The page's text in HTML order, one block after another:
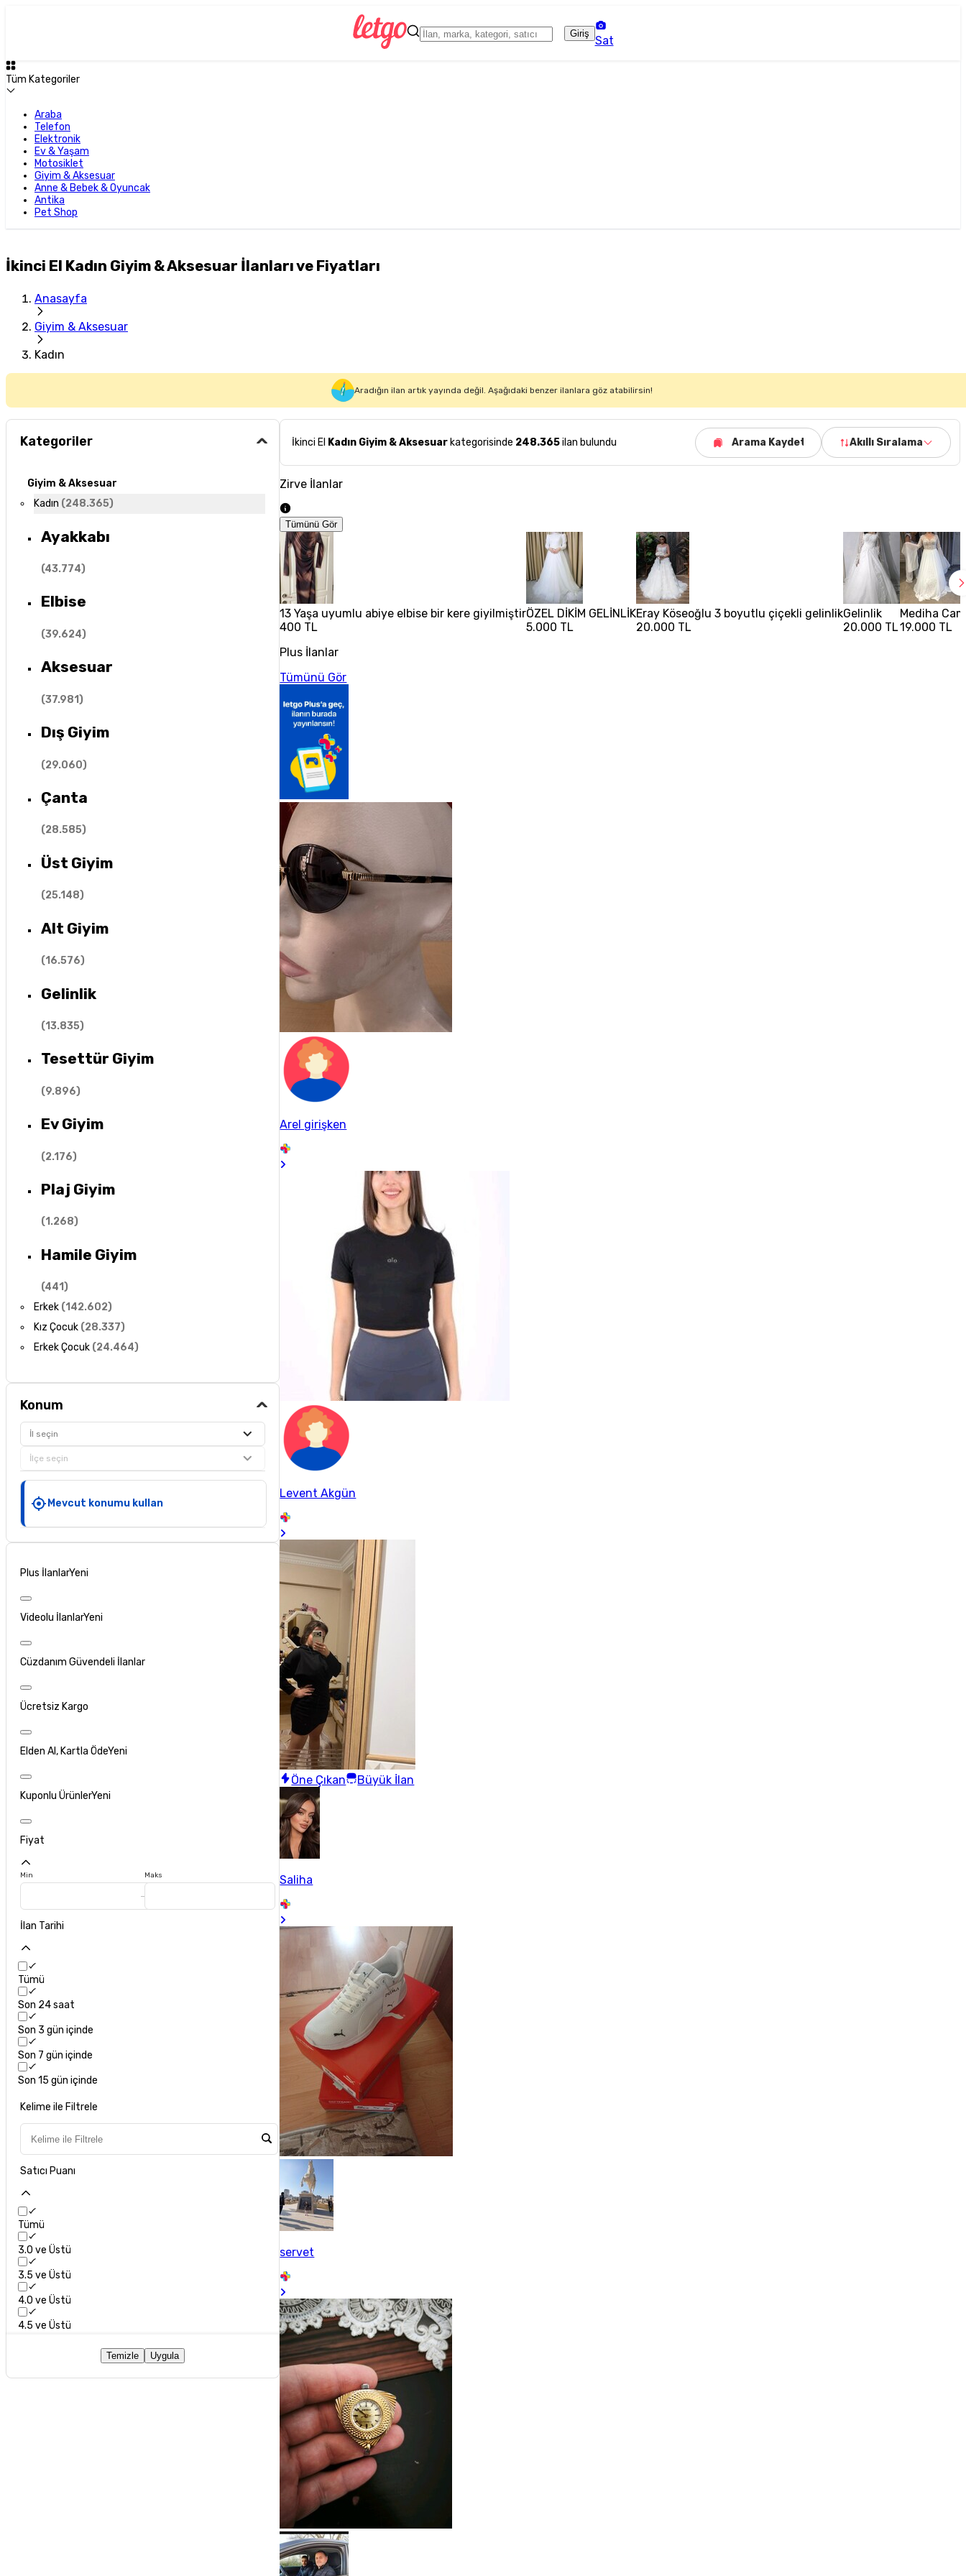
Giriş
Sat
Tüm Kategoriler
Araba
Telefon
Elektronik
Ev & Yaşam
Motosiklet
Giyim & Aksesuar
Anne & Bebek & Oyuncak
Antika
Pet Shop
İkinci El Kadın Giyim & Aksesuar İlanları ve Fiyatları
Anasayfa
Giyim & Aksesuar
Kadın
Aradığın ilan artık yayında değil. Aşağıdaki benzer ilanlara göz atabilirsin!
Kategoriler
Giyim & Aksesuar
Kadın (248.365)
Ayakkabı
(43.774)
Elbise
(39.624)
Aksesuar
(37.981)
Dış Giyim
(29.060)
Çanta
(28.585)
Üst Giyim
(25.148)
Alt Giyim
(16.576)
Gelinlik
(13.835)
Tesettür Giyim
(9.896)
Ev Giyim
(2.176)
Plaj Giyim
(1.268)
Hamile Giyim
(441)
Erkek (142.602)
Kız Çocuk (28.337)
Erkek Çocuk (24.464)
Konum
İl seçin
İlçe seçin
Mevcut konumu kullan
Plus İlanlarYeni
Videolu İlanlarYeni
Cüzdanım Güvendeli İlanlar
Ücretsiz Kargo
Elden Al, Kartla ÖdeYeni
Kuponlu ÜrünlerYeni
Fiyat
Min Maks
İlan Tarihi
Tümü
Son 24 saat
Son 3 gün içinde
Son 7 gün içinde
Son 15 gün içinde
Kelime ile Filtrele
Satıcı Puanı
Tümü
3.0 ve Üstü
3.5 ve Üstü
4.0 ve Üstü
4.5 ve Üstü
Temizle Uygula
İkinci El Kadın Giyim & Aksesuar kategorisinde 248.365ilan bulundu Arama Kaydet Akıllı Sıralama
Zirve İlanlar
Tümünü Gör
13 Yaşa uyumlu abiye elbise bir kere giyilmiştir
400 TL
ÖZEL DİKİM GELİNLİK
5.000 TL
Eray Köseoğlu 3 boyutlu çiçekli gelinlik
20.000 TL
Gelinlik
20.000 TL
Mediha
19.000 TL
Plus İlanlar
Tümünü Gör
Arel girişken
Levent Akgün
Öne Çıkan Büyük İlan
Saliha
servet